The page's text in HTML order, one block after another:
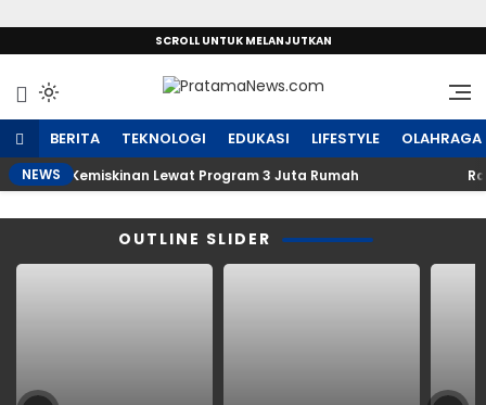
SCROLL UNTUK MELANJUTKAN
BERITA TEKNOLOGI EDUKASI LIFESTYLE OLAHRAGA
NEWSKemiskinan Lewat Program 3 Juta Rumah
OUTLINE SLIDER